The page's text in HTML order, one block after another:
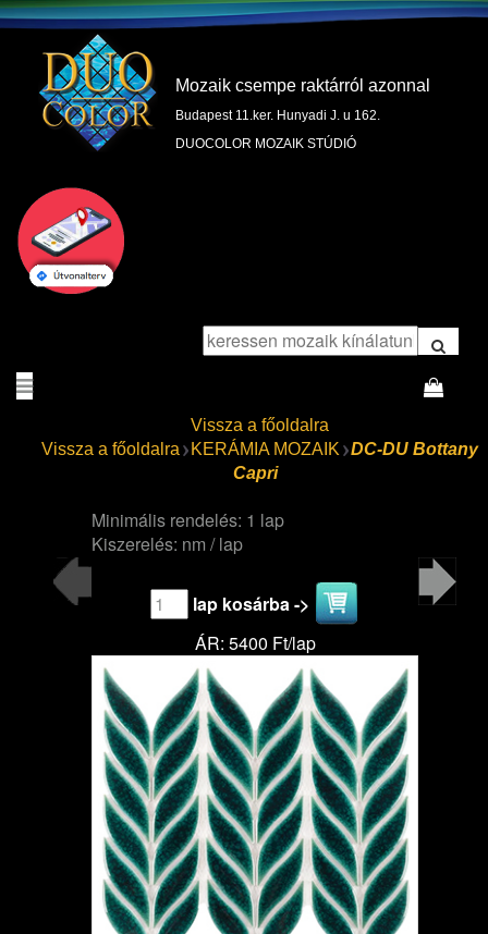
Mozaik csempe raktárról azonnal
Budapest 11.ker. Hunyadi J. u 162.
DUOCOLOR MOZAIK STÚDIÓ
Vissza a főoldalra
Vissza a főoldalra
KERÁMIA MOZAIK
DC-DU Bottany
Capri
Minimális rendelés: 1 lap
Kiszerelés: nm / lap
lap kosárba ->
ÁR: 5400 Ft/lap